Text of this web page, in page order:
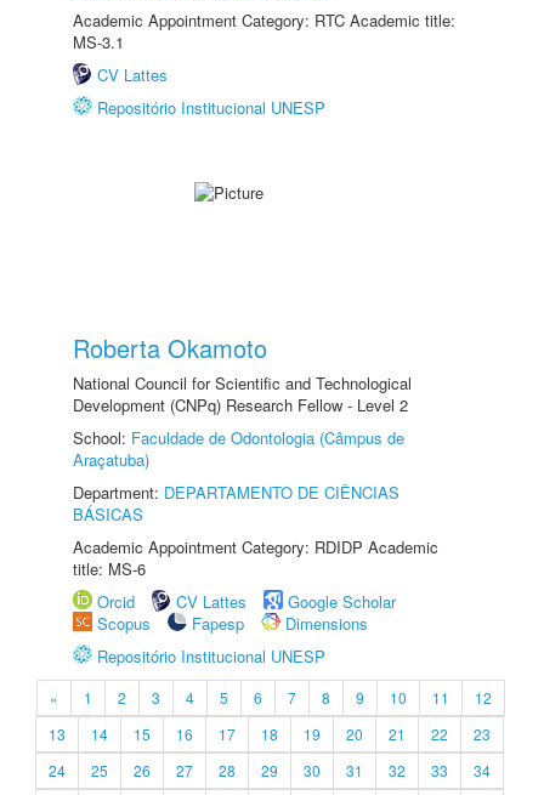
Academic Appointment Category: RTC Academic title:
MS-3.1
CV Lattes
Repositório Institucional UNESP
Roberta Okamoto
National Council for Scientific and Technological
Development (CNPq) Research Fellow - Level 2
School: Faculdade de Odontologia (Câmpus de
Araçatuba)
Department: DEPARTAMENTO DE CIÊNCIAS
BÁSICAS
Academic Appointment Category: RDIDP Academic
title: MS-6
Orcid
CV Lattes
Google Scholar
Scopus
Fapesp
Dimensions
Repositório Institucional UNESP
« 1 2 3 4 5 6 7 8 9 10 11
12
13
14 15 16 17 18 19 20 21 22
23
24
25 26 27 28 29 30 31 32 33
34